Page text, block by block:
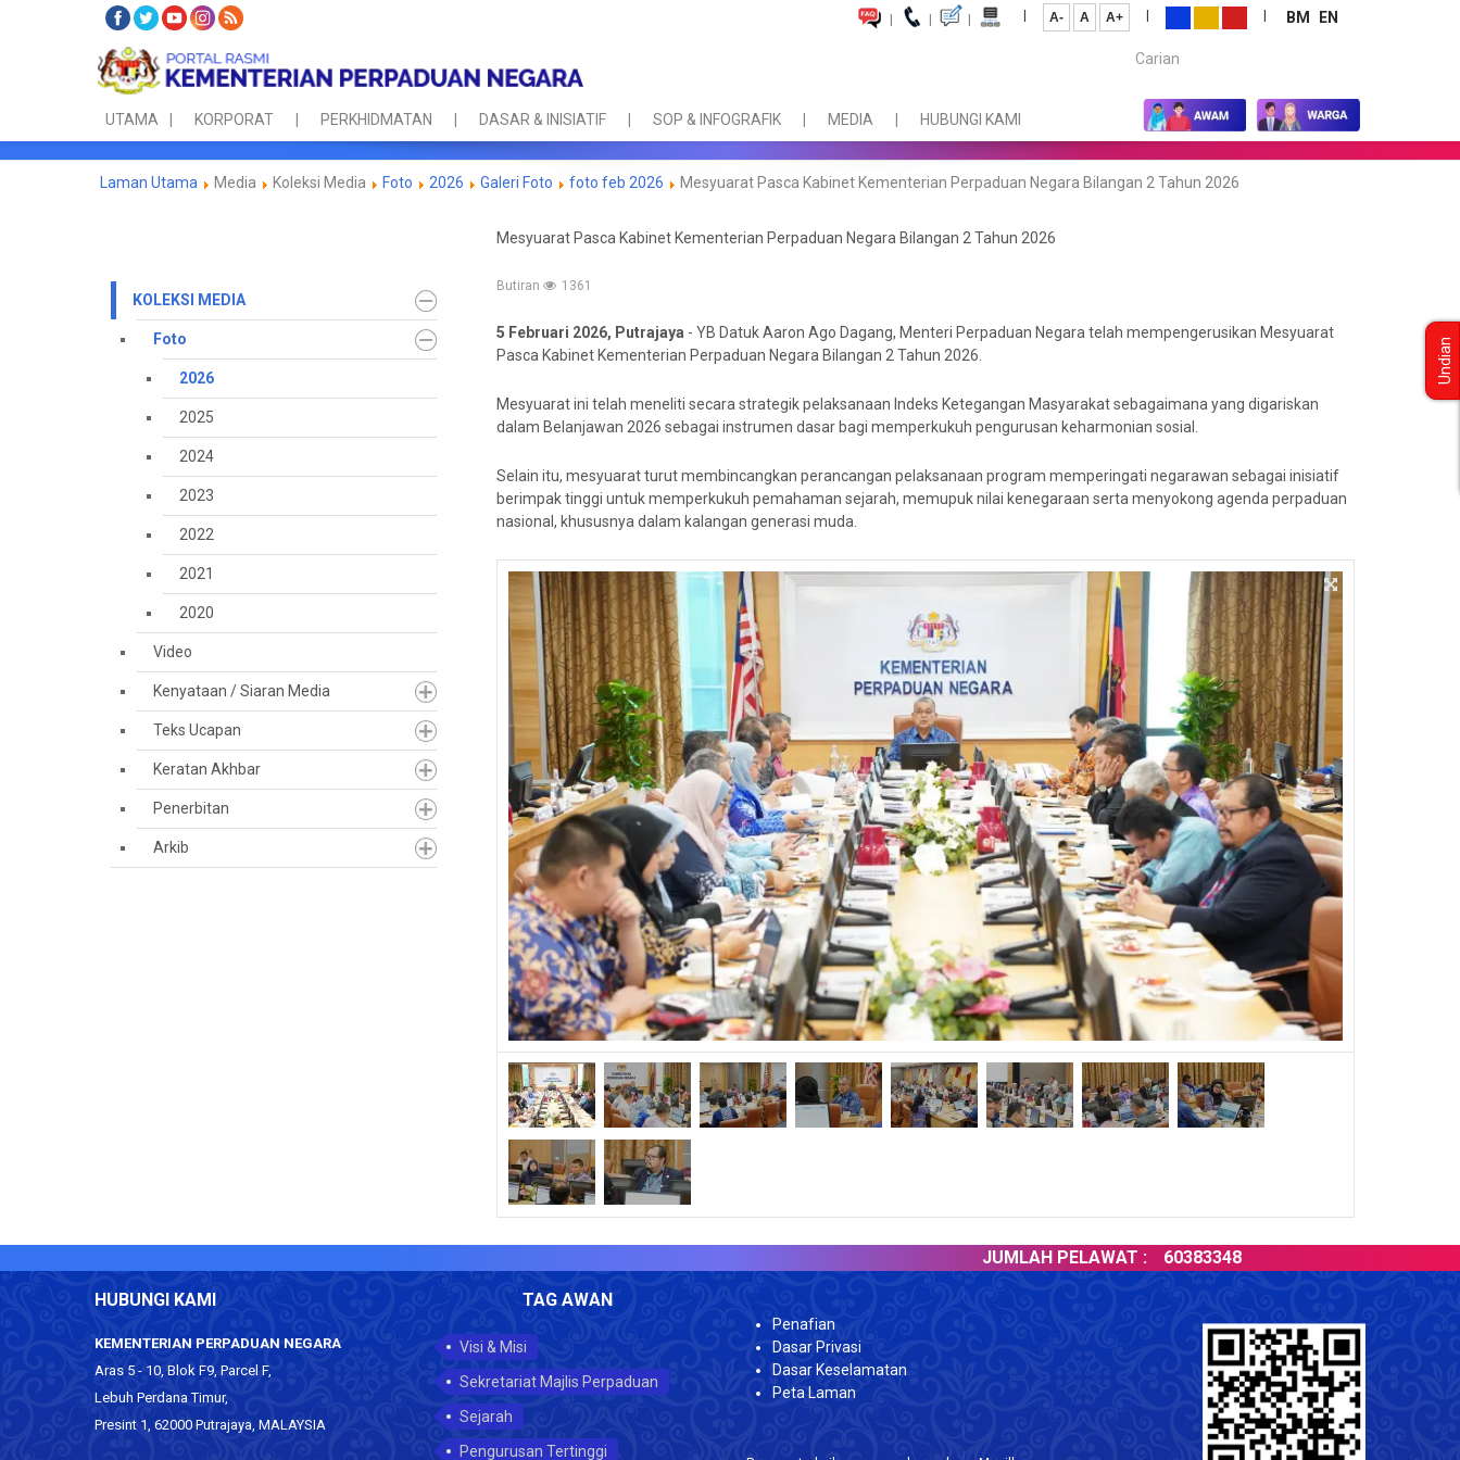
| | | | A- A A+ | | BM
EN
Carian...
UTAMA KORPORAT PERKHIDMATAN DASAR & INISIATIF SOP & INFOGRAFIK MEDIA HUBUNGI KAMI
Laman Utama Media Koleksi Media Foto 2026 Galeri Foto foto feb 2026 Mesyuarat Pasca Kabinet Kementerian Perpaduan Negara Bilangan 2 Tahun 2026
KOLEKSI MEDIA
Foto
2026
2025
2024
2023
2022
2021
2020
Video
Kenyataan / Siaran Media
Teks Ucapan
Keratan Akhbar
Penerbitan
Arkib
Mesyuarat Pasca Kabinet Kementerian Perpaduan Negara Bilangan 2 Tahun 2026
Butiran 1361
5 Februari 2026, Putrajaya - YB Datuk Aaron Ago Dagang, Menteri Perpaduan Negara telah mempengerusikan Mesyuarat
Pasca Kabinet Kementerian Perpaduan Negara Bilangan 2 Tahun 2026.
Mesyuarat ini telah meneliti secara strategik pelaksanaan Indeks Ketegangan Masyarakat sebagaimana yang digariskan
dalam Belanjawan 2026 sebagai instrumen dasar bagi memperkukuh pengurusan keharmonian sosial.
Selain itu, mesyuarat turut membincangkan perancangan pelaksanaan program memperingati negarawan sebagai inisiatif
berimpak tinggi untuk memperkukuh pemahaman sejarah, memupuk nilai kenegaraan serta menyokong agenda perpaduan
nasional, khususnya dalam kalangan generasi muda.
JUMLAH PELAWAT : 60383348
HUBUNGI KAMI
KEMENTERIAN PERPADUAN NEGARA
Aras 5 - 10, Blok F9, Parcel F,
Lebuh Perdana Timur,
Presint 1, 62000 Putrajaya, MALAYSIA
TAG AWAN
Visi & Misi
Sekretariat Majlis Perpaduan
Sejarah
Pengurusan Tertinggi
Penafian
Dasar Privasi
Dasar Keselamatan
Peta Laman
Undian